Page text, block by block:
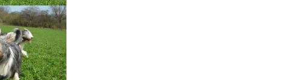
štěňátka „F“
štěňátka „E“
štěňátka „D“